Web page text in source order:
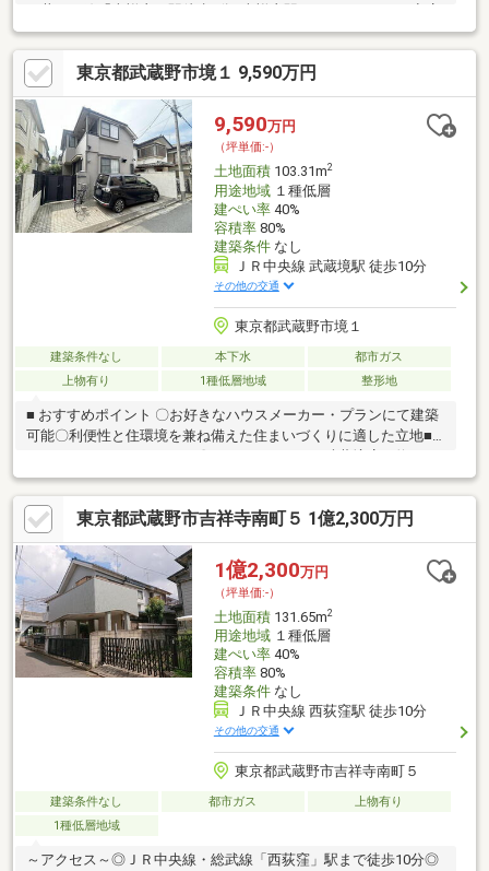
街を通りますのでお買い物に便利です■土地権利が借地権のた
め、土地の固定資産税・都市計画税がかかりません■旗竿地のた
め、前面道路からの目線が気になりにくいです■南側は隣接地の
通路部分、西側は隣接地のお庭があり開放感があります
東京都武蔵野市境１ 9,590万円
9,590万円
（坪単価:-）
土地面積103.31m2
用途地域１種低層
建ぺい率40%
容積率80%
建築条件なし
ＪＲ中央線 武蔵境駅 徒歩10分
その他の交通
東京都武蔵野市境１
建築条件なし 本下水
都市ガス
上物有り
1種低層地域 整形地
■ おすすめポイント 〇お好きなハウスメーカー・プランにて建築
可能〇利便性と住環境を兼ね備えた住まいづくりに適した立地■
ライフインフォメーション〇イトーヨーカドー武蔵境店 約770
ｍ（徒歩10分）○まいばすけっと三鷹上連雀１丁目店 約560ｍ
（徒歩7分）〇セブンイレブン武蔵境１丁目店 約560ｍ（徒歩7
分）〇マツモトキヨシ武蔵境店 約310ｍ（徒歩4分）〇武蔵境病
院 約460ｍ（徒歩6分）〇武蔵野境郵便局 約710ｍ（徒歩9分）
○本村公園 約140ｍ（徒歩2分）〇武蔵野市立第二小学校 約890
ｍ（徒歩12分）〇武蔵野市立第六中学校 約560ｍ（徒歩7分）
東京都武蔵野市吉祥寺南町５ 1億2,300万円
1億2,300万円
（坪単価:-）
土地面積131.65m2
用途地域１種低層
建ぺい率40%
容積率80%
建築条件なし
ＪＲ中央線 西荻窪駅 徒歩10分
その他の交通
東京都武蔵野市吉祥寺南町５
建築条件なし 都市ガス
上物有り
1種低層地域
～アクセス～◎ＪＲ中央線・総武線「西荻窪」駅まで徒歩10分◎